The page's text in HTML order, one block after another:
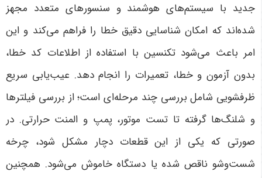
جدید با سیستم‌های هوشمند و سنسورهای متعدد مجهز
شده‌اند که امکان شناسایی دقیق خطا را فراهم می‌کند و این
امر باعث می‌شود تکنسین با استفاده از اطلاعات کد خطا،
بدون آزمون و خطا، تعمیرات را انجام دهد. عیب‌یابی سریع
ظرفشویی شامل بررسی چند مرحله‌ای است؛ از بررسی فیلترها
و شلنگ‌ها گرفته تا تست موتور، پمپ و المنت حرارتی. در
صورتی که یکی از این قطعات دچار مشکل شود، چرخه
شست‌وشو ناقص شده یا دستگاه خاموش می‌شود. همچنین